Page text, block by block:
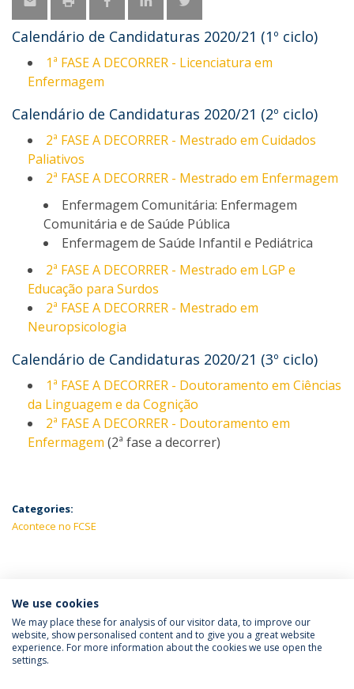
Calendário de Candidaturas 2020/21 (1º ciclo)
1ª FASE A DECORRER - Licenciatura em
Enfermagem
Calendário de Candidaturas 2020/21 (2º ciclo)
2ª FASE A DECORRER - Mestrado em Cuidados
Paliativos
2ª FASE A DECORRER - Mestrado em Enfermagem
Enfermagem Comunitária: Enfermagem
Comunitária e de Saúde Pública
Enfermagem de Saúde Infantil e Pediátrica
2ª FASE A DECORRER - Mestrado em LGP e
Educação para Surdos
2ª FASE A DECORRER - Mestrado em
Neuropsicologia
Calendário de Candidaturas 2020/21 (3º ciclo)
1ª FASE A DECORRER - Doutoramento em Ciências
da Linguagem e da Cognição
2ª FASE A DECORRER - Doutoramento em
Enfermagem (2ª fase a decorrer)
Categories:
Acontece no FCSE
LATEST NEWS
Política de Privacidade
Termos e Condições
We use cookies
We may place these for analysis of our visitor data, to improve our
website, show personalised content and to give you a great website
experience. For more information about the cookies we use open the
settings.